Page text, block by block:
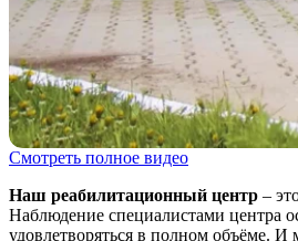
Смотреть полное видео
Наш реабилитационный центр –
Наблюдение специалистами центра
удовлетворяться в полном объёме. И